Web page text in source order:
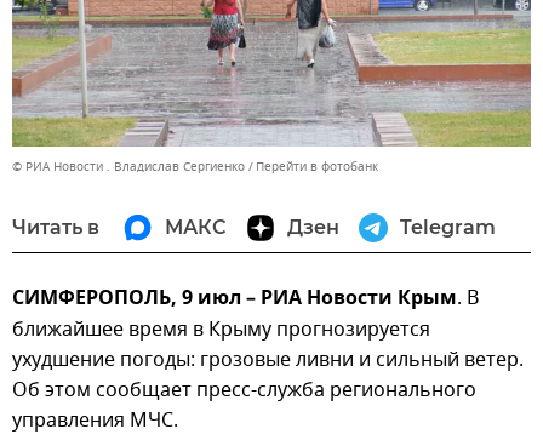
© РИА Новости . Владислав Сергиенко Перейти в фотобанк
Читать в МАКС Дзен Telegram
СИМФЕРОПОЛЬ, 9 июл – РИА Новости Крым. В
ближайшее время в Крыму прогнозируется
ухудшение погоды: грозовые ливни и сильный ветер.
Об этом сообщает пресс-служба регионального
управления МЧС.